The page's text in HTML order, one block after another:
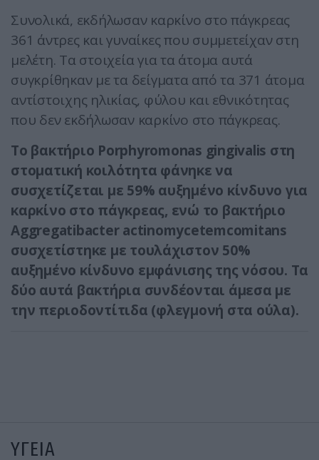
​Συνολικά, εκδήλωσαν καρκίνο στο πάγκρεας
361 άντρες και γυναίκες που συμμετείχαν στη
μελέτη. Τα στοιχεία για τα άτομα αυτά
συγκρίθηκαν με τα δείγματα από τα 371 άτομα
αντίστοιχης ηλικίας, φύλου και εθνικότητας
που δεν εκδήλωσαν καρκίνο στο πάγκρεας.
Το βακτήριο Porphyromonas gingivalis στη
στοματική κοιλότητα φάνηκε να
συσχετίζεται με 59% αυξημένο κίνδυνο για
καρκίνο στο πάγκρεας, ενώ το βακτήριο
Aggregatibacter actinomycetemcomitans
συσχετίστηκε με τουλάχιστον 50%
αυξημένο κίνδυνο εμφάνισης της νόσου. Τα
δύο αυτά βακτήρια συνδέονται άμεσα με
την περιοδοντίτιδα (φλεγμονή στα ούλα).
ΥΓΕΙΑ